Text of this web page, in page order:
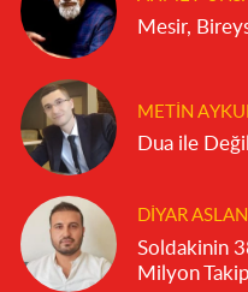
Mesir,
METIN
Dua ile
DIYAR ASLAN
Soldakinin
Milyon